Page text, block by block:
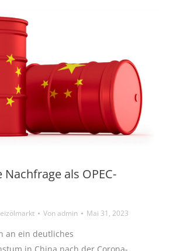
Nachfrage als OPEC-
Vonadmin Mai 31, 2023
an ein deutliches